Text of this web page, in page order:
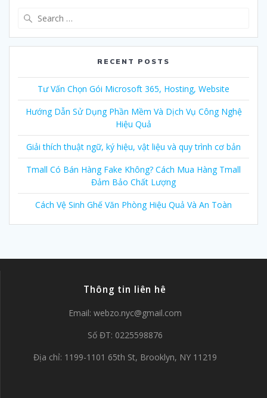
RECENT POSTS
Tư Vấn Chọn Gói Microsoft 365, Hosting, Website
Hướng Dẫn Sử Dụng Phần Mềm Và Dịch Vụ Công Nghệ
Hiệu Quả
Giải thích thuật ngữ, ký hiệu, vật liệu và quy trình cơ bản
Tmall Có Bán Hàng Fake Không? Cách Mua Hàng Tmall
Đảm Bảo Chất Lượng
Cách Vệ Sinh Ghế Văn Phòng Hiệu Quả Và An Toàn
Thông tin liên hê
Email: webzo.nyc@gmail.com
Số ĐT: 0225598876
Địa chỉ: 1199-1101 65th St, Brooklyn, NY 11219